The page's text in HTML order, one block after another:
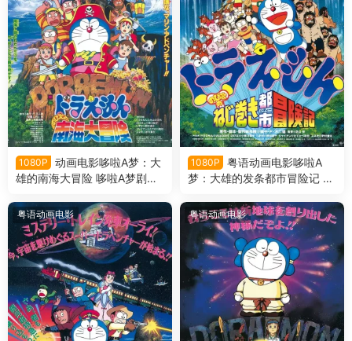
1080P
动画电影哆啦A梦：大
雄的南海大冒险 哆啦A梦剧场
1080P
粤语动画电影哆啦A
梦：大雄的发条都市冒险记 哆
市冒险记粤语版
粤语动画电影 粤语动画电影